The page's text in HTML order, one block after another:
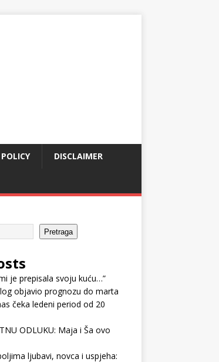
DISCLAIMER
Pretraga
je prepisala svoju kuću…”
objavio prognozu do marta
čeka ledeni period od 20
ODLUKU: Maja i Ša ovo
ljubavi, novca i uspjeha: